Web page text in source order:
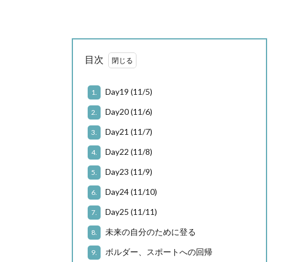
目次
1. Day19 (11/5)
2. Day20 (11/6)
3. Day21 (11/7)
4. Day22 (11/8)
5. Day23 (11/9)
6. Day24 (11/10)
7. Day25 (11/11)
8. 未来の自分のために登る
9. ボルダー、スポートへの回帰